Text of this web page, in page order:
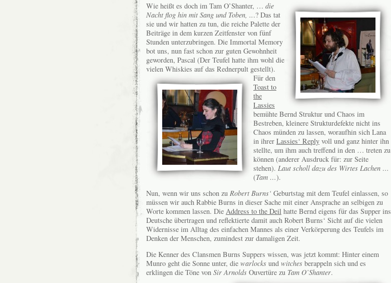
Wie heißt es doch im Tam O’Shanter, … die
Nacht flog hin mit Sang und Toben, ...? Das tat
sie und wir hatten zu tun, die reiche Palette der
Beiträge in dem kurzen Zeitfenster von fünf
Stunden unterzubringen. Die Immortal Memory
bot uns, nun fast schon zur guten Gewohnheit
geworden, Pascal (Der Teufel hatte ihm wohl die
vielen Whiskies auf das Rednerpult gestellt).
Für den
Toast to
the
Lassies
bemühte Bernd Struktur und Chaos im
Bestreben, kleinere Strukturdefekte nicht ins
Chaos münden zu lassen, woraufhin sich Lana
in ihrer Lassies‘ Reply voll und ganz hinter ihn
stellte, um ihm auch treffend in den … treten zu
können (anderer Ausdruck für: zur Seite
stehen). Laut scholl dazu des Wirtes Lachen …
(Tam …).
Nun, wenn wir uns schon zu Robert Burns‘ Geburtstag mit dem Teufel einlassen, so
müssen wir auch Rabbie Burns in dieser Sache mit einer Ansprache an selbigen zu
Worte kommen lassen. Die Address to the Deil hatte Bernd eigens für das Supper ins
Deutsche übertragen und reflektierte damit auch Robert Burns‘ Sicht auf die vielen
Widernisse im Alltag des einfachen Mannes als einer Verkörperung des Teufels im
Denken der Menschen, zumindest zur damaligen Zeit.
Die Kenner des Clansmen Burns Suppers wissen, was jetzt kommt: Hinter einem
Munro geht die Sonne unter, die warlocks und witches berappeln sich und es
erklingen die Töne von Sir Arnolds Ouvertüre zu Tam O’Shanter.